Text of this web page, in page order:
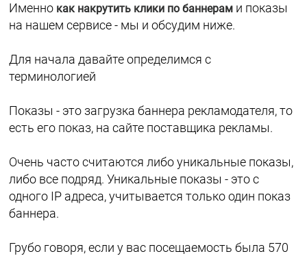
Именно как накрутить клики по баннерам и показы
на нашем сервисе - мы и обсудим ниже.
Для начала давайте определимся с
терминологией
Показы - это загрузка баннера рекламодателя, то
есть его показ, на сайте поставщика рекламы.
Очень часто считаются либо уникальные показы,
либо все подряд. Уникальные показы - это с
одного IP адреса, учитывается только один показ
баннера.
Грубо говоря, если у вас посещаемость была 570